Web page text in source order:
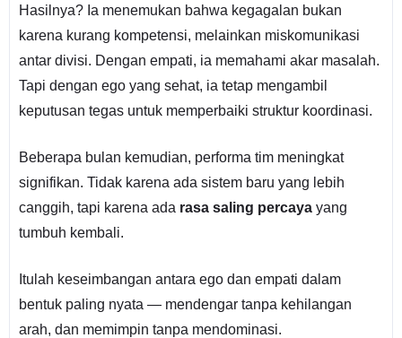
Hasilnya? Ia menemukan bahwa kegagalan bukan
karena kurang kompetensi, melainkan miskomunikasi
antar divisi. Dengan empati, ia memahami akar masalah.
Tapi dengan ego yang sehat, ia tetap mengambil
keputusan tegas untuk memperbaiki struktur koordinasi.
Beberapa bulan kemudian, performa tim meningkat
signifikan. Tidak karena ada sistem baru yang lebih
canggih, tapi karena ada rasa saling percayayang
tumbuh kembali.
Itulah keseimbangan antara ego dan empati dalam
bentuk paling nyata — mendengar tanpa kehilangan
arah, dan memimpin tanpa mendominasi.